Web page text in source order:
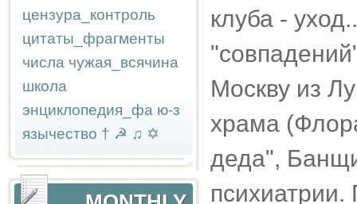
цензура_контроль
цитаты_фрагменты
числа чужая_всячина
школа
энциклопедия_фа ю-з
язычество † ☭ ♫ ✡
клуба -
Москву из
храма
деда",
психиатрии.